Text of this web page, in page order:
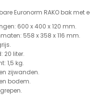
Euronorm RAKO bak
600 x 400 x 120 mm.
558 x 358 x 116 mm.
20 liter.
1,5 kg.
zijwanden.
bodem.